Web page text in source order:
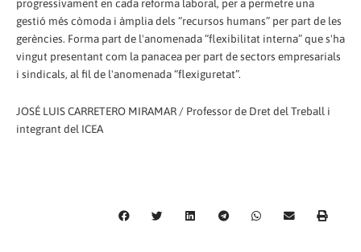
progressivament en cada reforma laboral, per a permetre una
gestió més còmoda i àmplia dels “recursos humans” per part de les
gerències. Forma part de l'anomenada “flexibilitat interna” que s'ha
vingut presentant com la panacea per part de sectors empresarials
i sindicals, al fil de l'anomenada “flexiguretat”.
JOSÉ LUIS CARRETERO MIRAMAR / Professor de Dret del Treball i
integrant del ICEA